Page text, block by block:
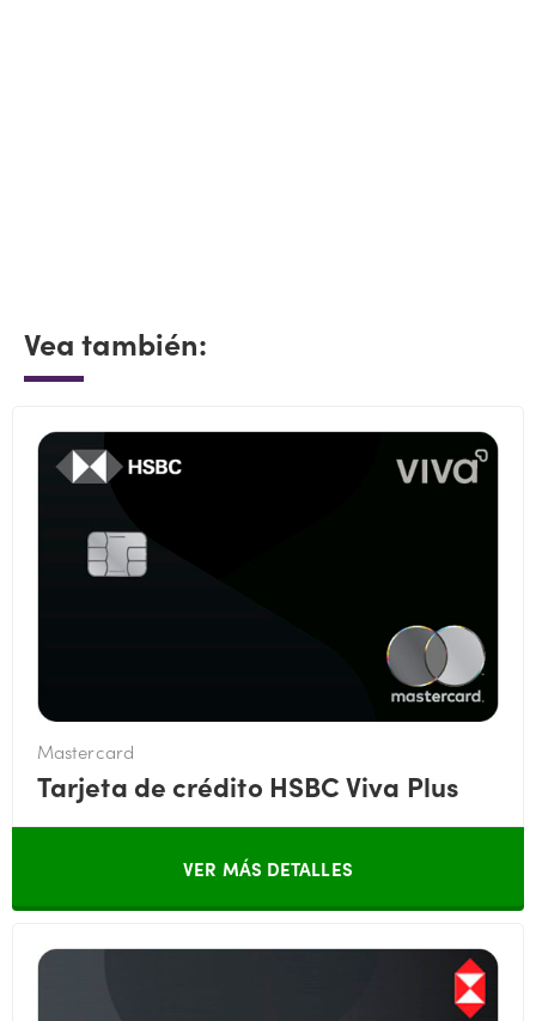
Vea también:
Mastercard
Tarjeta de crédito HSBC Viva Plus
VER MÁS DETALLES